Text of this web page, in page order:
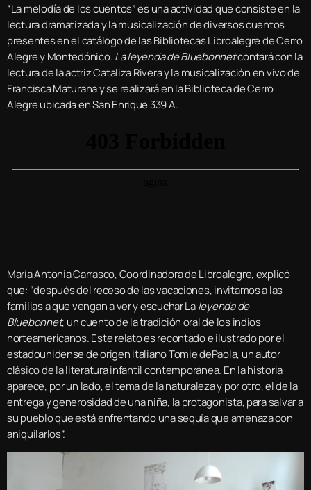
“La melodía de los cuentos” es una actividad que consiste en la
lectura dramatizada y la musicalización de diversos cuentos
presentes en el catálogo de las Bibliotecas Libroalegre de Cerro
Alegre y Montedónico.La leyenda de Bluebonnetcontará con la
lectura de la actriz Cataliza Rivera y la musicalización en vivo de
Francisca Maturana y se realizará en la Biblioteca de Cerro
Alegre ubicada en San Enrique 339 A.
María Antonia Carrasco, Coordinadora de Libroalegre, explicó
que: “después del receso de las vacaciones, invitamos a las
familias a que vengan a ver y escuchar Laleyenda de
Bluebonnet, un cuento de la tradición oral de los indios
norteamericanos. Este relato es recontado e ilustrado por el
estadounidense de origen italiano Tomie dePaola, un autor
clásico de la literatura infantil contemporánea. En la historia
aparece, por un lado, el tema de la naturaleza y por otro, el de la
entrega y generosidad de una niña, la protagonista, para salvar a
su pueblo que está enfrentando una sequía que amenaza con
aniquilarlos”.